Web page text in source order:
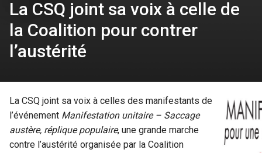
La CSQ joint sa voix à celle de
la Coalition pour contrer
l’austérité
La CSQ joint sa voix à celles des manifestants de
l’événement Manifestation unitaire – Saccage
austère, réplique populaire, une grande marche
contre l’austérité organisée par la Coalition